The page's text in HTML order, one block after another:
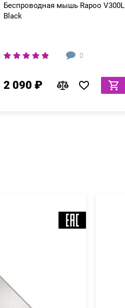
Беспроводная мышь Rapoo V300L
Black
0
2 090 ₽